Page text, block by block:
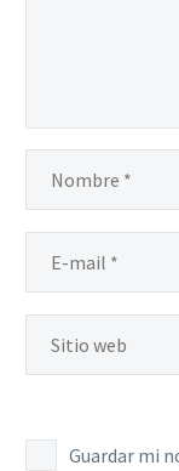
Guardar mi